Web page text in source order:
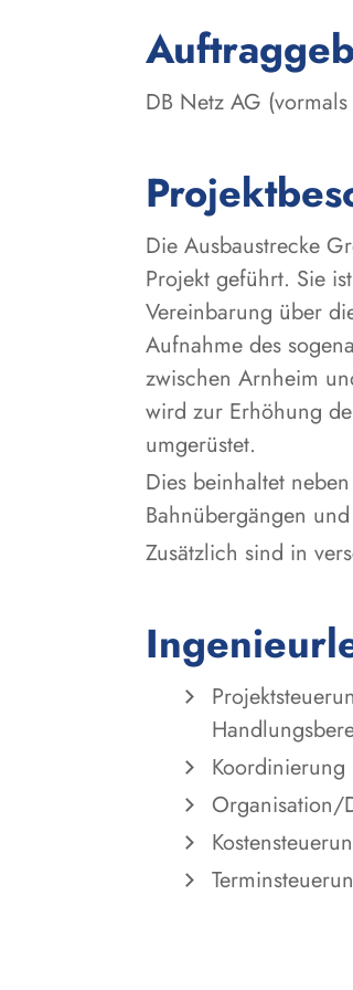
DB Netz AG
Die Ausbaustrecke
Projekt geführt. Sie
Vereinbarung über
Aufnahme des
zwischen Arnheim
wird zur Erhöhung
umgerüstet.
Dies beinhaltet
Bahnübergängen
Zusätzlich sind in
Koordinierung
Organisation/